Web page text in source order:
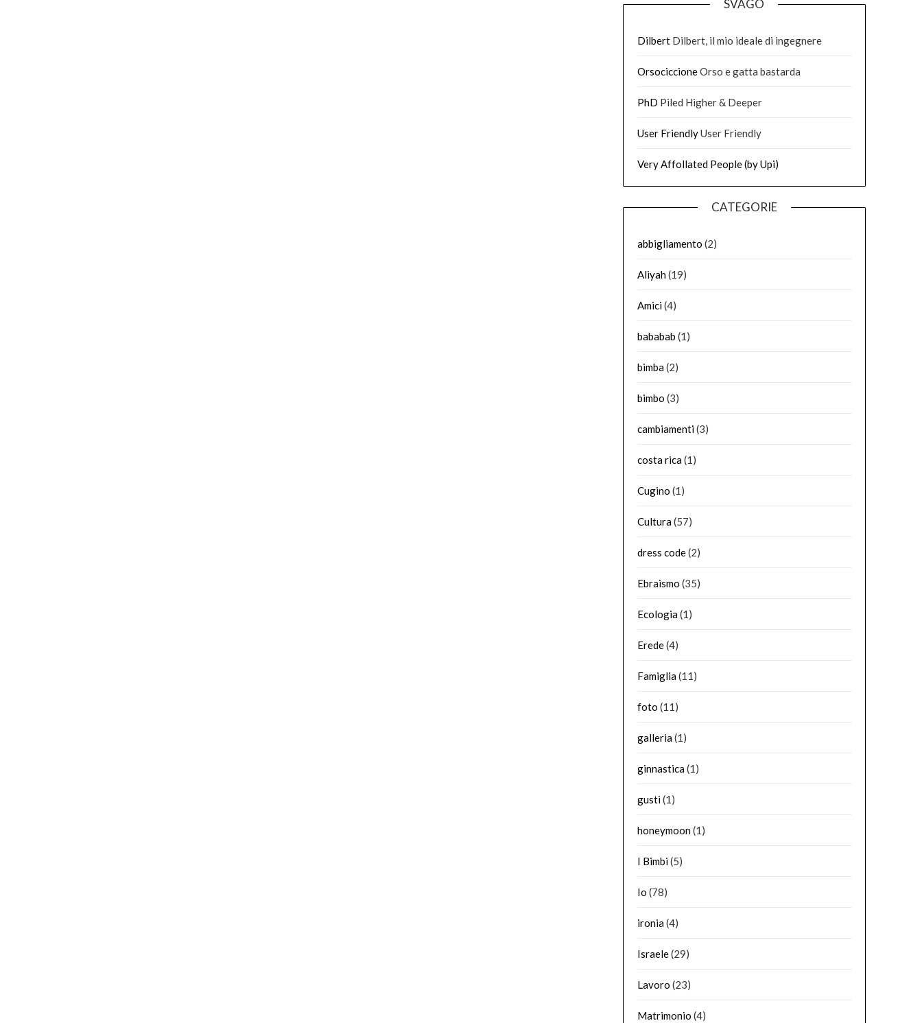
SVAGO
DilbertDilbert, il mio ideale di ingegnere
OrsociccioneOrso e gatta bastarda
PhD Piled Higher & Deeper
User FriendlyUser Friendly
Very Affollated People (by Upi)
CATEGORIE
abbigliamento (2)
Aliyah(19)
Amici(4)
bababab (1)
bimba(2)
bimbo (3)
cambiamenti(3)
costa rica(1)
Cugino (1)
Cultura(57)
dress code(2)
Ebraismo (35)
Ecologia(1)
Erede(4)
Famiglia(11)
foto (11)
galleria(1)
ginnastica(1)
gusti(1)
honeymoon(1)
I Bimbi(5)
Io (78)
ironia(4)
Israele(29)
Lavoro (23)
Matrimonio (4)